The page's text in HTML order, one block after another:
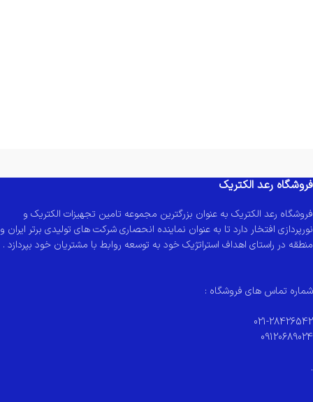
فروشگاه رعد الکتریک
فروشگاه رعد الکتریک به عنوان بزرگترین مجموعه تامین تجهیزات الکتریک و
نورپردازی افتخار دارد تا به عنوان نماینده انحصاری شرکت های تولیدی برتر ایران و
منطقه در راستای اهداف استراتژیک خود به توسعه روابط با مشتریان خود بپردازد .
شماره تماس های فروشگاه :
021-28426542
09120689024
.